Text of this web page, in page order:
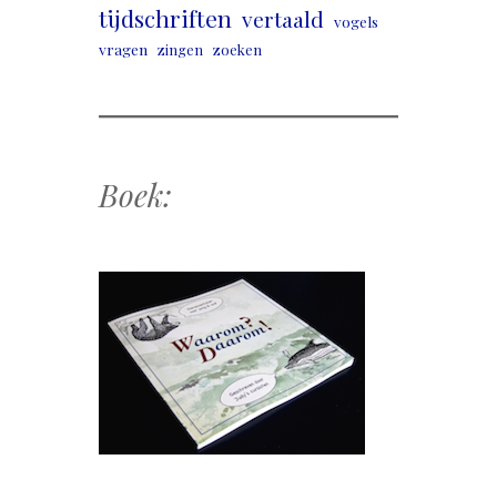
tijdschriften vertaald
vogels
vragen zingen zoeken
Boek: